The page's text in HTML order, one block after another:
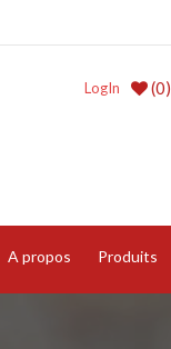
(0)
LogIn
A propos Produits